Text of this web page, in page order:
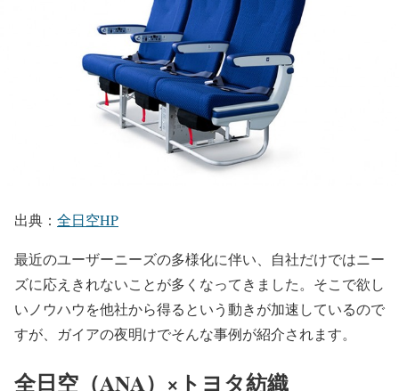
出典： 全日空HP
最近のユーザーニーズの多様化に伴い、自社だけではニー
ズに応えきれないことが多くなってきました。そこで欲し
いノウハウを他社から得るという動きが加速しているので
すが、ガイアの夜明けでそんな事例が紹介されます。
全日空（ANA）×トヨタ紡織